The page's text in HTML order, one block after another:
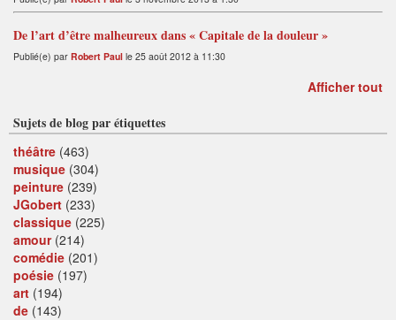
De l’art d’être malheureux dans « Capitale de la douleur »
Publié(e) par Robert Paul le 25 août 2012 à 11:30
Afficher tout
Sujets de blog par étiquettes
théâtre (463)
musique (304)
peinture (239)
JGobert (233)
classique (225)
amour(214)
comédie (201)
poésie (197)
art (194)
de (143)